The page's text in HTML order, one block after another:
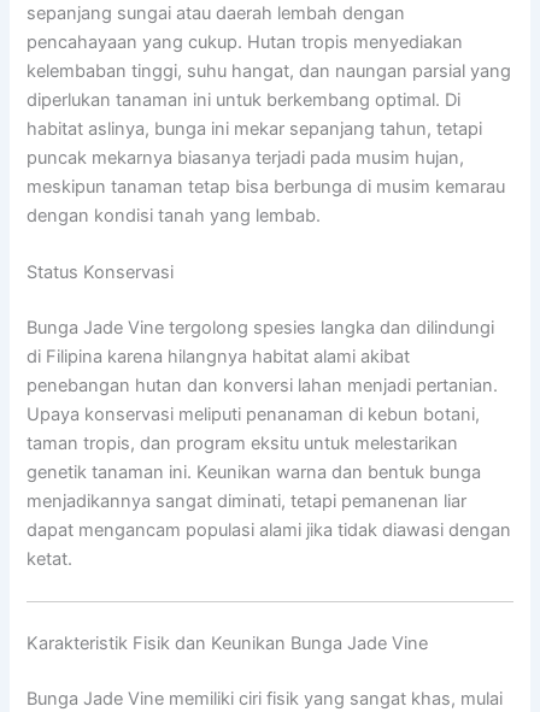
sepanjang sungai atau daerah lembah dengan
pencahayaan yang cukup. Hutan tropis menyediakan
kelembaban tinggi, suhu hangat, dan naungan parsial yang
diperlukan tanaman ini untuk berkembang optimal. Di
habitat aslinya, bunga ini mekar sepanjang tahun, tetapi
puncak mekarnya biasanya terjadi pada musim hujan,
meskipun tanaman tetap bisa berbunga di musim kemarau
dengan kondisi tanah yang lembab.
Status Konservasi
Bunga Jade Vine tergolong spesies langka dan dilindungi
di Filipina karena hilangnya habitat alami akibat
penebangan hutan dan konversi lahan menjadi pertanian.
Upaya konservasi meliputi penanaman di kebun botani,
taman tropis, dan program eksitu untuk melestarikan
genetik tanaman ini. Keunikan warna dan bentuk bunga
menjadikannya sangat diminati, tetapi pemanenan liar
dapat mengancam populasi alami jika tidak diawasi dengan
ketat.
Karakteristik Fisik dan Keunikan Bunga Jade Vine
Bunga Jade Vine memiliki ciri fisik yang sangat khas, mulai